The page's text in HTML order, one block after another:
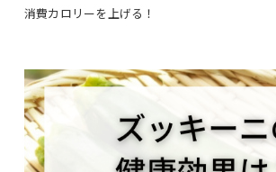
消費カロリーを上げる！